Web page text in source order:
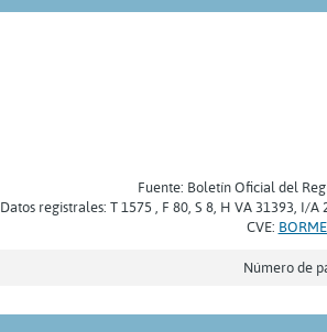
Fuente: Boletín Oficial del
Datos registrales: T 1575 , F 80, S 8, H VA 31393, I/
CVE:
Número de